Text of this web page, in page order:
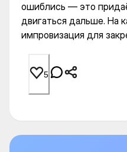
ошиблись — это
двигаться дальше. На
импровизация для
5